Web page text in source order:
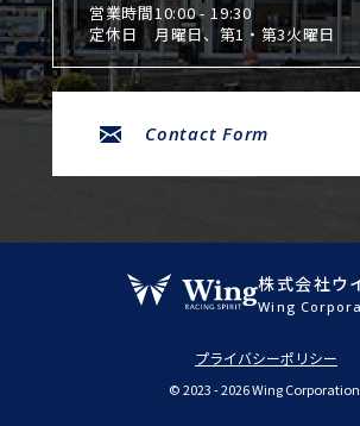
営業時間10:00 - 19:30
定休日
月曜日、第1・第3火曜日
Contact Form
株式会社ウ
Wing
プライバシーポリシー
© 2023 - 2026 Wing